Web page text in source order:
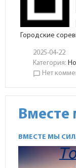
Городские
2025-04-22
Категория:
chat_bubble_outline Нет
Вместе
ВМЕСТЕ МЫ